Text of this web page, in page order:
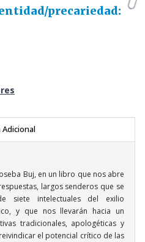
precariedad:
Buj, en un libro que nos abre
largos senderos que se
siete intelectuales del exilio
y que nos llevarán hacia un
tradicionales, apologéticas y
el potencial crítico de las